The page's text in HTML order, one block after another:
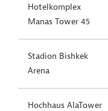
Hotelkomplex
Manas Tower 45
Stadion Bishkek
Arena
Hochhaus AlaTower